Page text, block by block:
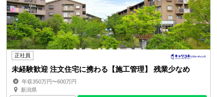
正社員
未経験歓迎 注文住宅に携わる【施工管理】 残業少なめ
年収350万円〜600万円
新潟県